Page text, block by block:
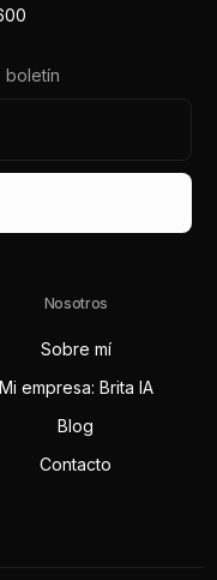
boletín
Nosotros
Sobre mí
Mi empresa: Brita IA
Blog
Contacto